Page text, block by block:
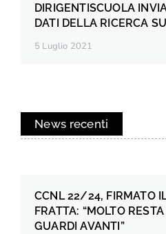
DIRIGENTISCUOLA
DATI DELLA RICERCA
5 Luglio 2021
News recenti
CCNL 22/24, FIRMATO
FRATTA: “MOLTO
GUARDI AVANTI”